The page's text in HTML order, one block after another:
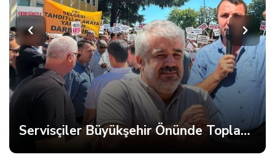
Servisçiler Büyükşehir Önünde Toplandı, Gerginlik Yaşandı